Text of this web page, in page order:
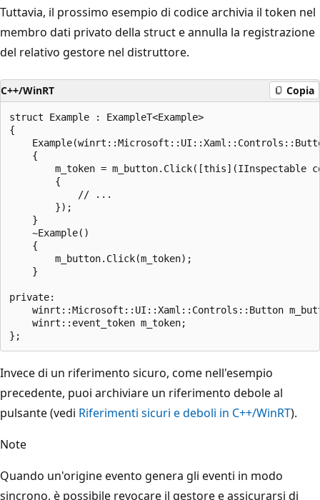
Tuttavia, il prossimo esempio di codice archivia il token nel
membro dati privato della struct e annulla la registrazione
del relativo gestore nel distruttore.
C++/WinRT Copia
struct Example : ExampleT<Example>
{
    {
m_token = m_button.Click([this](IInspectable
        {
            // ...
        });
    }
    ~Example()
    {
        m_button.Click(m_token);
    }
private:
winrt::Microsoft::UI::Xaml::Controls::Button
    winrt::event_token m_token;
Invece di un riferimento sicuro, come nell'esempio
precedente, puoi archiviare un riferimento debole al
pulsante (vedi Riferimenti sicuri e deboli in C++/WinRT).
Note
Quando un'origine evento genera gli eventi in modo
sincrono, è possibile revocare il gestore e assicurarsi di